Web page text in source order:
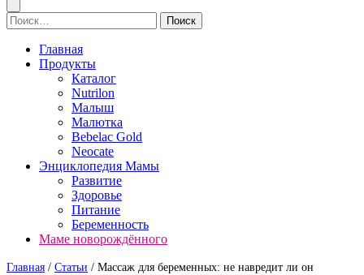
Найти:
Главная
Продукты
Каталог
Nutrilon
Малыш
Малютка
Bebelac Gold
Neocate
Энциклопедия Мамы
Развитие
Здоровье
Питание
Беременность
Маме новорождённого
Главная / Cтатьи / Массаж для беременных: не навредит ли он